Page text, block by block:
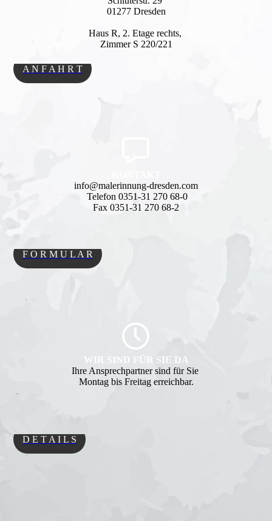
01277 Dresden
Haus R, 2. Etage rechts,
Zimmer S 220/221
A N F A H R T
info@malerinnung-dresden.com
Telefon 0351-31 270 68-0
Fax 0351-31 270 68-2
F O R M U L A R
WIR SIND FÜR SIE DA
Ihre Ansprechpartner sind für Sie
Montag bis Freitag erreichbar.
D E T A I L S